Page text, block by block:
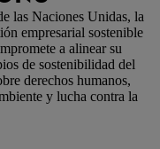
las Naciones Unidas, la
empresarial sostenible
a alinear su
de sostenibilidad del
derechos humanos,
y lucha contra la